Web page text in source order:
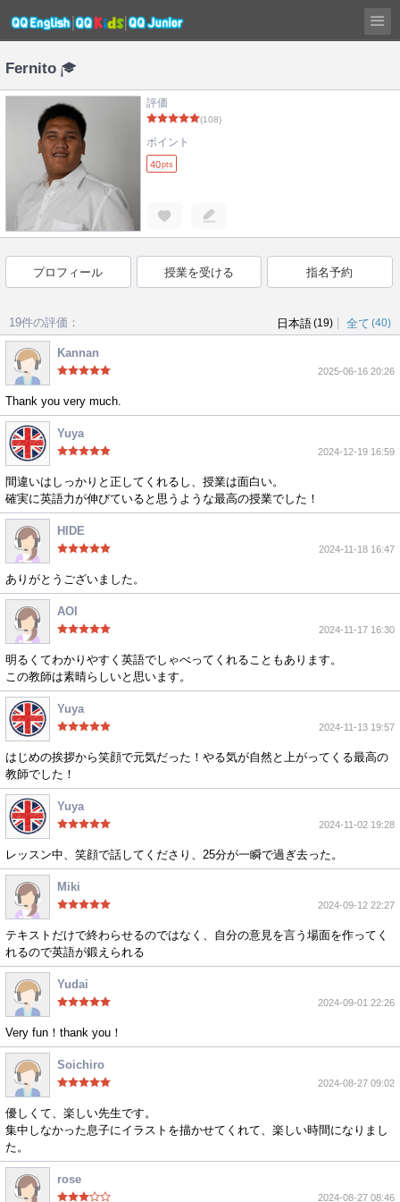
Fernito
評価
(108)
ポイント
40pts
プロフィール 授業を受ける 指名予約
19件の評価： 日本語(19) 全て (40)
Kannan
2025-06-16 20:26
Thank you very much.
Yuya
2024-12-19 16:59
間違いはしっかりと正してくれるし、授業は面白い。
確実に英語力が伸びていると思うような最高の授業でした！
HIDE
2024-11-18 16:47
ありがとうございました。
AOI
2024-11-17 16:30
明るくてわかりやすく英語でしゃべってくれることもあります。
この教師は素晴らしいと思います。
Yuya
2024-11-13 19:57
はじめの挨拶から笑顔で元気だった！やる気が自然と上がってくる最高の
教師でした！
Yuya
2024-11-02 19:28
レッスン中、笑顔で話してくださり、25分が一瞬で過ぎ去った。
Miki
2024-09-12 22:27
テキストだけで終わらせるのではなく、自分の意見を言う場面を作ってく
れるので英語が鍛えられる
Yudai
2024-09-01 22:26
Very fun！thank you！
Soichiro
2024-08-27 09:02
優しくて、楽しい先生です。
集中しなかった息子にイラストを描かせてくれて、楽しい時間になりまし
た。
rose
2024-08-27 08:46